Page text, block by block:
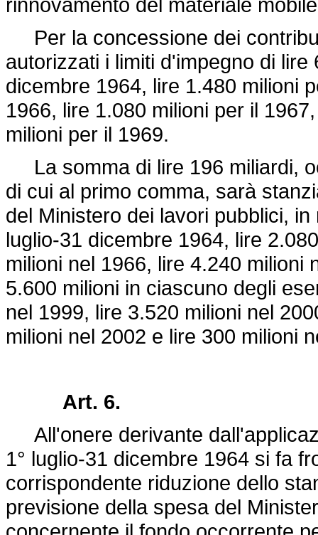
Per la concessione dei
autorizzati i limiti d'impegno di
dicembre 1964, lire 1.480 milioni
1966, lire 1.080 milioni per il
milioni per il 1969.
La somma di lire 196 miliardi,
di cui al primo comma, sarà
del Ministero dei lavori pubblici,
luglio-31 dicembre 1964, lire
milioni nel 1966, lire 4.240 milioni
5.600 milioni in ciascuno degli
nel 1999, lire 3.520 milioni nel
milioni nel 2002 e lire 300 milioni
Art. 6.
All'onere derivante
1° luglio-31 dicembre 1964 si fa
corrispondente riduzione dello
previsione della spesa del